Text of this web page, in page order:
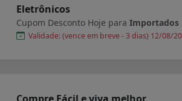
Eletrônicos
Cupom Desconto Hoje para Importados
Validade: (vence em breve - 3 dias) 12/08/